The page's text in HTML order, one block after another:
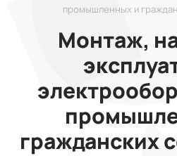
промышленных и
Монтаж,
гражданских